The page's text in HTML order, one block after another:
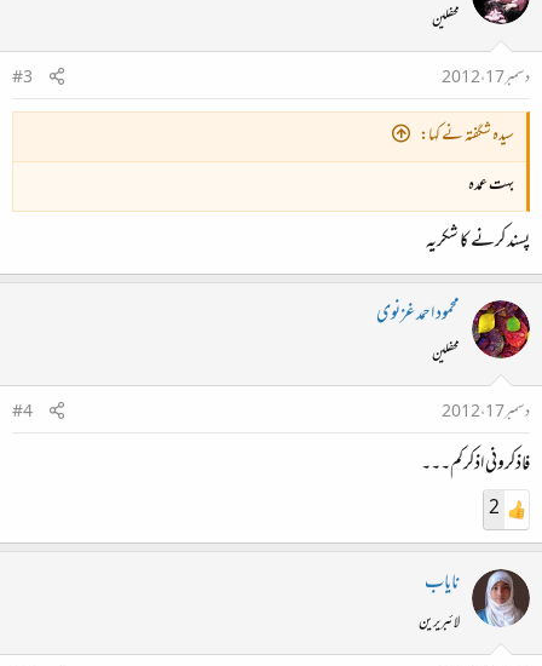
محفلین
دسمبر 17، 2012
#3
سیدہ شگفتہ نے کہا:
بہت عمدہ
پسند کرنے کا شکریہ
محمود احمد غزنوی
محفلین
دسمبر 17، 2012
#4
فاذکرونی اذکرکم۔۔۔
2
نایاب
لائبریرین